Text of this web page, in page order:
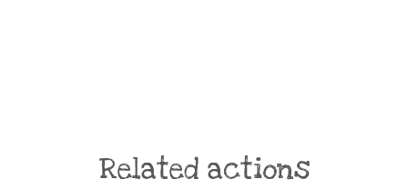
Related actions